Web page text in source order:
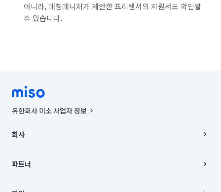
아니라, 매칭매니저가 제안한 프리랜서의 지원서도 확인할
수 있습니다.
유한회사 미소 사업자 정보
00019 |
주소 | 본사: 서울특별시 종로구 율곡로 6(중학동, 트윈트리빌딩) B동 5층
컨택센터 : 서울특별시 종로구 수송동 율곡로 24, 7층, 8층 미소
상품, 상품정보, 거래에 관한 의무와 책임은 거래당사자에게 있습니다.
회사
채용
파트너